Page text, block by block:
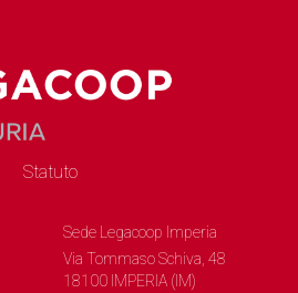
Statuto
Sede Legacoop Imperia
Via Tommaso Schiva, 48
18100 IMPERIA (IM)